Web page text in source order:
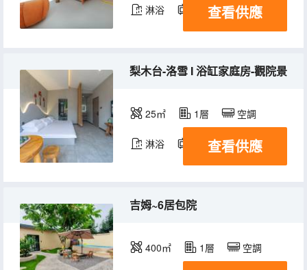
淋浴 電視機
查看供應
梨木台-洛雪 I 浴缸家庭房-觀院景
25㎡ 1層 空調
淋浴 電視機
查看供應
吉姆~6居包院
400㎡ 1層 空調